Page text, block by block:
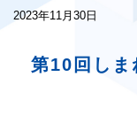
の
位
2023年11月30日
第10回しま